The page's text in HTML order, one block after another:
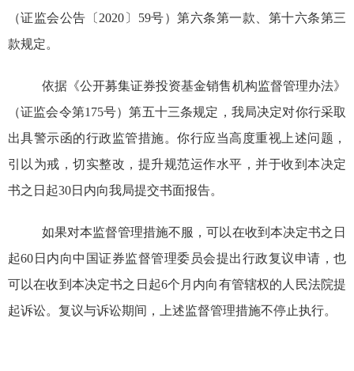
（证监会公告〔2020 〕 59号）第六条第一款、 第十六条第三
款规定。
依据《公开募集证券投资基金销售机构监督管理办法》
（证监会令第175号）第五十三条规定 ，我局决定对你行采取
出具警示函的行政监管措施。你行应当高度重视上述问题，
引以为戒，切实整改，提升规范运作水平，并于收到本决定
书之日起30日内向我局提交书面报告。
如果对本监督管理措施不服，可以在收到本决定书之日
起60 日内向中国证券监督管理委员会提出行政复议申请，也
可以在收到本决定书之日起6个月内向有管辖权的人民法院提
起诉讼。复议与诉讼期间，上述监督管理措施不停止执行。